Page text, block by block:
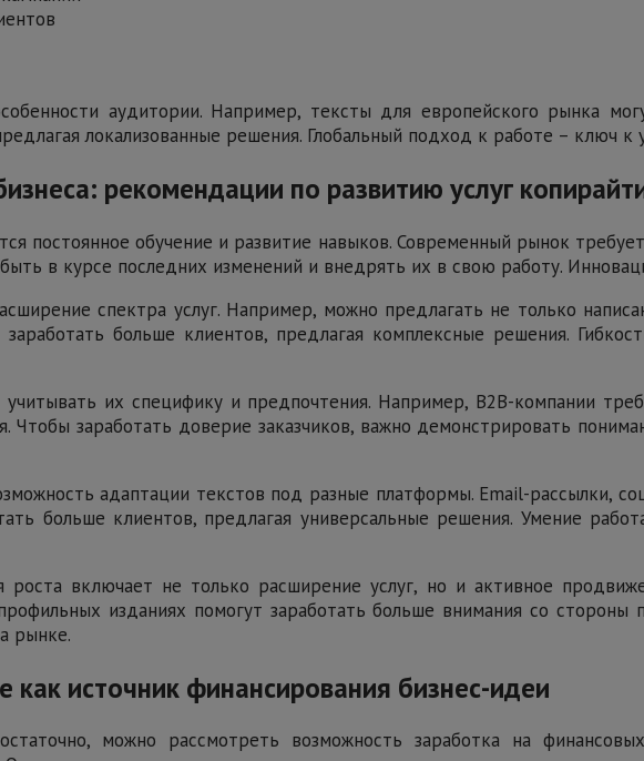
аудитории. Например, тексты для европейского рынка
локализованные решения. Глобальный подход к работе – ключ к
рекомендации по развитию услуг
постоянное обучение и развитие навыков. Современный рынок
в курсе последних изменений и внедрять их в свою работу.
спектра услуг. Например, можно предлагать не только
больше клиентов, предлагая комплексные решения.
их специфику и предпочтения. Например, B2B-компании
заработать доверие заказчиков, важно демонстрировать
адаптации текстов под разные платформы. Email-рассылки,
больше клиентов, предлагая универсальные решения. Умение
роста включает не только расширение услуг, но и активное
изданиях помогут заработать больше внимания со стороны
рынке.
источник финансирования бизнес-идеи
можно рассмотреть возможность заработка на